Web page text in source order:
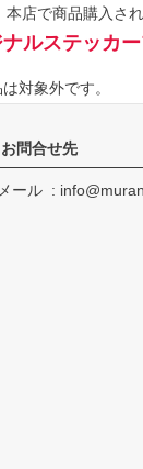
本店で商品購入さ
ルステッカ
対象外です。
お問合せ先
メール